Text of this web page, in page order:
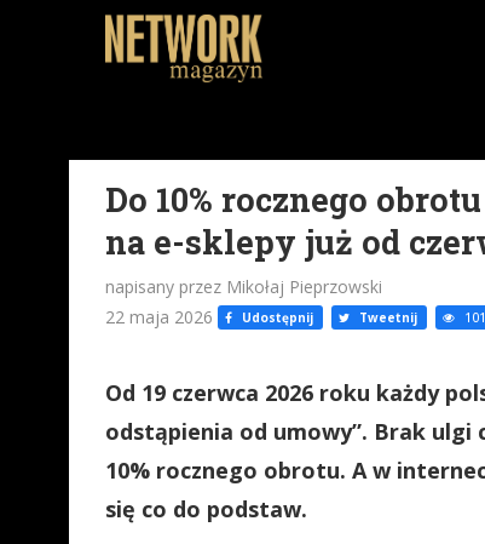
Do 10% rocznego
na e-sklepy już od
napisany przez Mikołaj Pieprzowski
22 maja 2026
Udostępnij Tweetnij
Od 19 czerwca 2026 roku każdy
odstąpienia od umowy”. Brak
10% rocznego obrotu. A w
się co do podstaw.